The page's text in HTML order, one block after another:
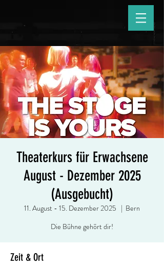
Theaterkurs für Erwachsene
August - Dezember 2025
(Ausgebucht)
11. August - 15. Dezember 2025
  |
Bern
Die Bühne gehört dir!
Zeit & Ort